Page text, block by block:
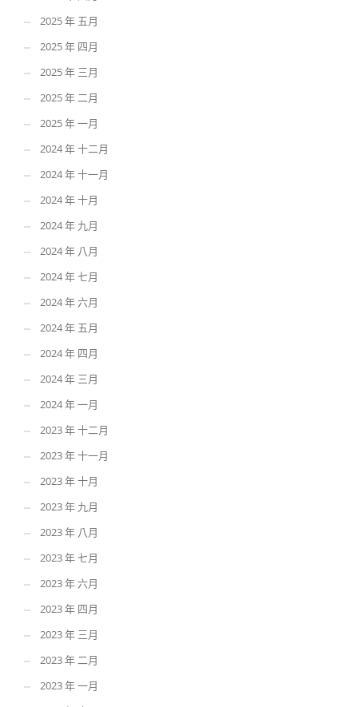
2025 年 五月
2025 年 四月
2025 年 三月
2025 年 二月
2025 年 一月
2024 年 十二月
2024 年 十一月
2024 年 十月
2024 年 九月
2024 年 八月
2024 年 七月
2024 年 六月
2024 年 五月
2024 年 四月
2024 年 三月
2024 年 一月
2023 年 十二月
2023 年 十一月
2023 年 十月
2023 年 九月
2023 年 八月
2023 年 七月
2023 年 六月
2023 年 四月
2023 年 三月
2023 年 二月
2023 年 一月